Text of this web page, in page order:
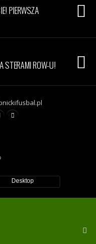
PIERWSZA
STERAMI ROW-U!
Desktop